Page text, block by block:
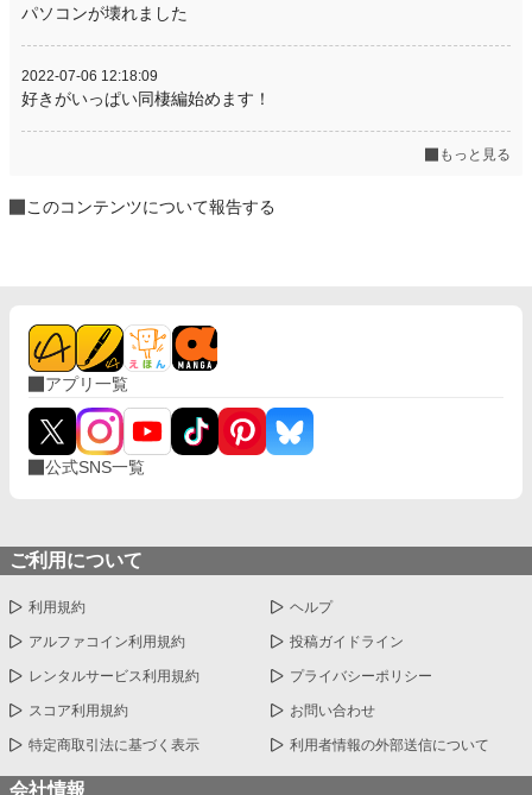
パソコンが壊れました
2022-07-06 12:18:09
好きがいっぱい同棲編始めます！
もっと見る
このコンテンツについて報告する
アプリ一覧
公式SNS一覧
ご利用について
利用規約 ヘルプ
アルファコイン利用規約 投稿ガイドライン
レンタルサービス利用規約 プライバシーポリシー
スコア利用規約 お問い合わせ
特定商取引法に基づく表示 利用者情報の外部送信について
会社情報